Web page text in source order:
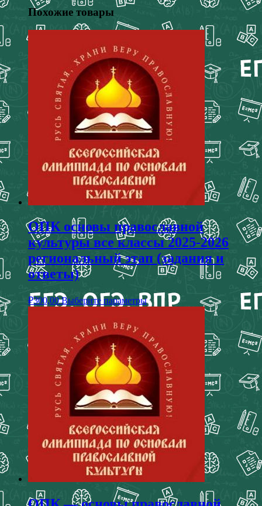
Похожие товары
ОПК основы православной
культуры все классы 2025-2026
региональный этап (задания и
ответы)
₽300,00 Выберите параметры